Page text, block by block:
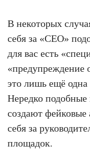
В некоторых
себя за «CEO»
для вас есть
«предупреждение
это лишь ещё одна
Нередко
создают фейковые
себя за
площадок.